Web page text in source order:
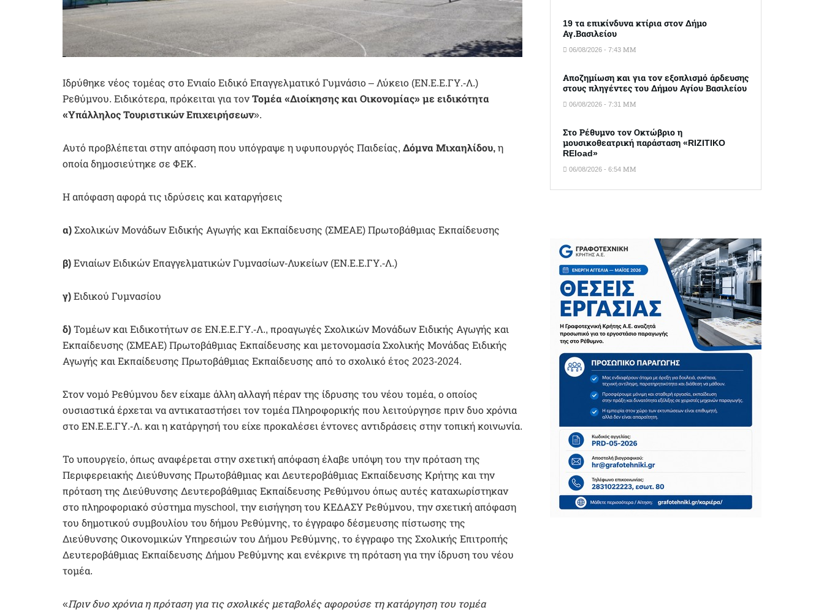
Ιδρύθηκε νέος τομέας στο Ενιαίο Ειδικό Επαγγελματικό Γυμνάσιο – Λύκειο (ΕΝ.Ε.Ε.ΓΥ.-Λ.)
Ρεθύμνου. Ειδικότερα, πρόκειται για τον Τομέα «Διοίκησης και Οικονομίας» με ειδικότητα
«Υπάλληλος Τουριστικών Επιχειρήσεων».
Αυτό προβλέπεται στην απόφαση που υπόγραψε η υφυπουργός Παιδείας, Δόμνα Μιχαηλίδου, η
οποία δημοσιεύτηκε σε ΦΕΚ.
Η απόφαση αφορά τις ιδρύσεις και καταργήσεις
α) Σχολικών Μονάδων Ειδικής Αγωγής και Εκπαίδευσης (ΣΜΕΑΕ) Πρωτοβάθμιας Εκπαίδευσης
β) Ενιαίων Ειδικών Επαγγελματικών Γυμνασίων-Λυκείων (ΕΝ.Ε.Ε.ΓΥ.-Λ.)
γ) Ειδικού Γυμνασίου
δ) Τομέων και Ειδικοτήτων σε ΕΝ.Ε.Ε.ΓΥ.-Λ., προαγωγές Σχολικών Μονάδων Ειδικής Αγωγής και
Εκπαίδευσης (ΣΜΕΑΕ) Πρωτοβάθμιας Εκπαίδευσης και μετονομασία Σχολικής Μονάδας Ειδικής
Αγωγής και Εκπαίδευσης Πρωτοβάθμιας Εκπαίδευσης από το σχολικό έτος 2023-2024.
Στον νομό Ρεθύμνου δεν είχαμε άλλη αλλαγή πέραν της ίδρυσης του νέου τομέα, ο οποίος
ουσιαστικά έρχεται να αντικαταστήσει τον τομέα Πληροφορικής που λειτούργησε πριν δυο χρόνια
στο ΕΝ.Ε.Ε.ΓΥ.-Λ. και η κατάργησή του είχε προκαλέσει έντονες αντιδράσεις στην τοπική κοινωνία.
Το υπουργείο, όπως αναφέρεται στην σχετική απόφαση έλαβε υπόψη του την πρόταση της
Περιφερειακής Διεύθυνσης Πρωτοβάθμιας και Δευτεροβάθμιας Εκπαίδευσης Κρήτης και την
πρόταση της Διεύθυνσης Δευτεροβάθμιας Εκπαίδευσης Ρεθύμνου όπως αυτές καταχωρίστηκαν
στο πληροφοριακό σύστημα myschool, την εισήγηση του ΚΕΔΑΣΥ Ρεθύμνου, την σχετική απόφαση
του δημοτικού συμβουλίου του δήμου Ρεθύμνης, το έγγραφο δέσμευσης πίστωσης της
Διεύθυνσης Οικονομικών Υπηρεσιών του Δήμου Ρεθύμνης, το έγγραφο της Σχολικής Επιτροπής
Δευτεροβάθμιας Εκπαίδευσης Δήμου Ρεθύμνης και ενέκρινε τη πρόταση για την ίδρυση του νέου
τομέα.
«Πριν δυο χρόνια η πρόταση για τις σχολικές μεταβολές αφορούσε τη κατάργηση του τομέα
19 τα επικίνδυνα κτίρια στον Δήμο
Αγ.Βασιλείου
06/08/2026 - 7:43 ΜΜ
Αποζημίωση και για τον εξοπλισμό άρδευσης
στους πληγέντες του Δήμου Αγίου Βασιλείου
06/08/2026 - 7:31 ΜΜ
Στο Ρέθυμνο τον Οκτώβριο η
μουσικοθεατρική παράσταση «RIZITIKO
REload»
06/08/2026 - 6:54 ΜΜ